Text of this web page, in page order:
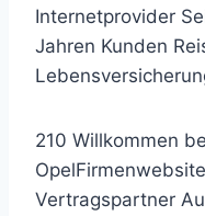
Internetprovider
Jahren Kunden
210 Willkommen
Vertragspartner